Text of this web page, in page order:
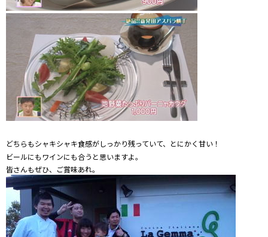
どちらもシャキシャキ食感がしっかり残っていて、とにかく甘い！
ビールにもワインにも合うと思いますよ。
皆さんもぜひ、ご賞味あれ。